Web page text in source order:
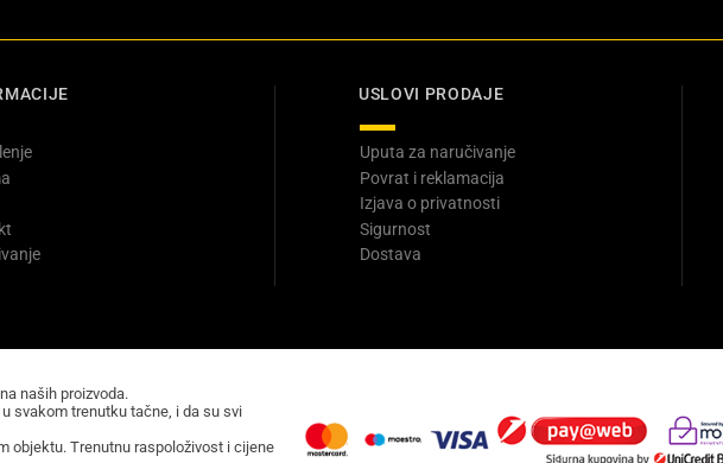
USLOVI PRODAJE
Uputa za naručivanje
Povrat i reklamacija
Izjava o privatnosti
Sigurnost
Dostava
naših proizvoda.
svakom trenutku tačne, i da su svi
objektu. Trenutnu raspoloživost i cijene